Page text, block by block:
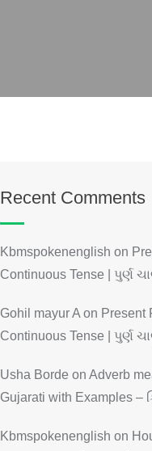
Recent Comments
Kbmspokenenglish on
Continuous Tense | પુર્ણ
Gohil mayur A on Present
Continuous Tense | પુર્ણ
Usha Borde on Adverb
Gujarati with Examples –
Kbmspokenenglish on